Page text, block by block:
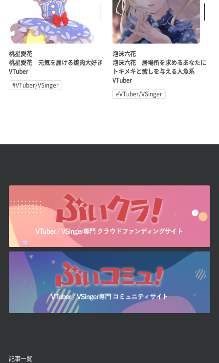
桃星愛花
桃星愛花 元気を届ける焼肉大好き
VTuber
#VTuber/VSinger
泡沫六花
泡沫六花 居場所を求めるあなたに
トキメキと癒しを与える人魚系
VTuber
#VTuber/VSinger
記事一覧